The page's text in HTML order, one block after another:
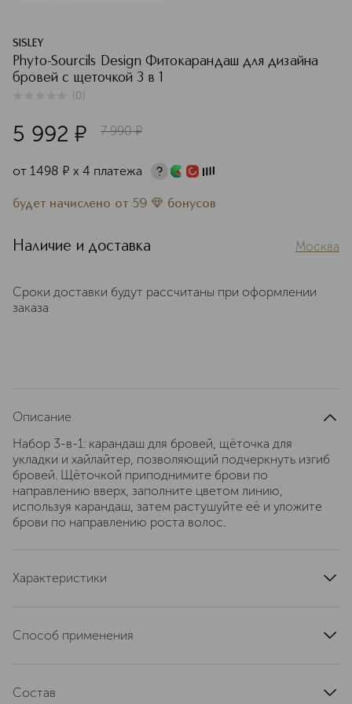
SISLEY
Phyto-Sourcils Design Фитокарандаш для дизайна
бровей с щеточкой 3 в 1
(0)
5 992 ¤ 7 990 ¤
от 1498 ¤ х 4 платежа
будет начислено от 59 бонусов
Наличие и доставка Москва
Сроки доставки будут рассчитаны при оформлении
заказа
Описание
Набор 3-в-1: карандаш для бровей, щёточка для
укладки и хайлайтер, позволяющий подчеркнуть изгиб
бровей. Щёточкой приподнимите брови по
направлению вверх, заполните цветом линию,
используя карандаш, затем растушуйте её и уложите
брови по направлению роста волос.
Характеристики
страна производства
артикул
187525
Способ применения
цветом, регулируя интенсивность цвета. По окончании
Состав